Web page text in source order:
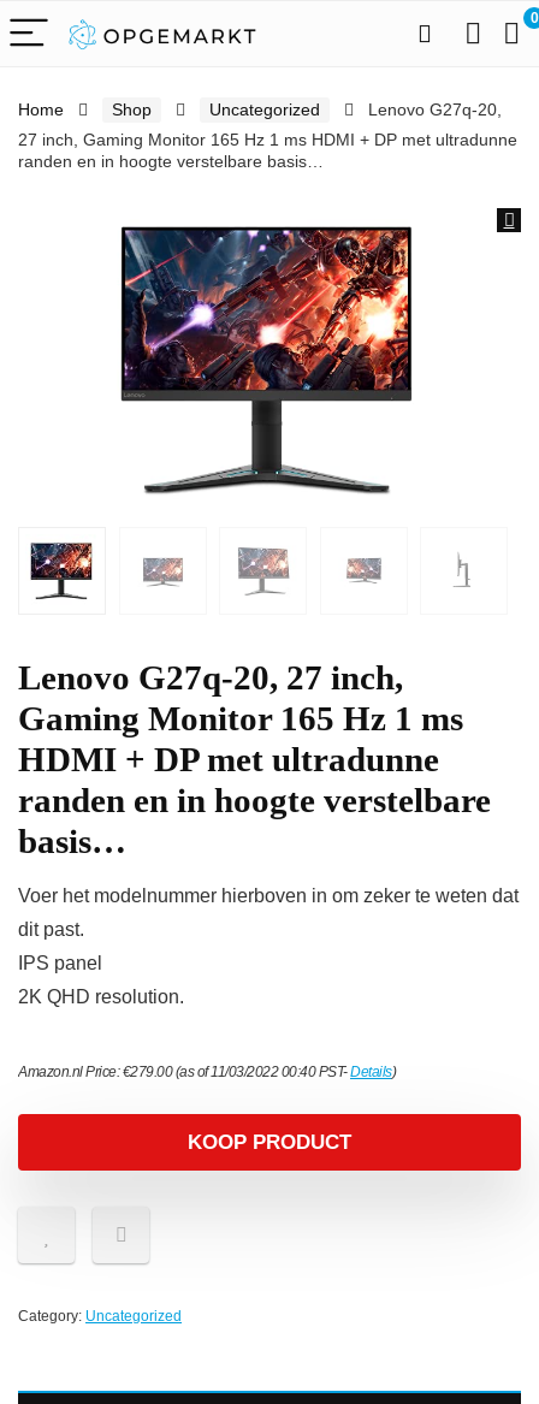
0
Home Shop Uncategorized
Lenovo G27q-20,
27 inch, Gaming Monitor 165 Hz 1 ms HDMI + DP met ultradunne
randen en in hoogte verstelbare basis…
Lenovo G27q-20, 27 inch,
Gaming Monitor 165 Hz 1 ms
HDMI + DP met ultradunne
randen en in hoogte verstelbare
basis…
Voer het modelnummer hierboven in om zeker te weten dat
dit past.
IPS panel
2K QHD resolution.
Amazon.nl Price:€279.00(as of 11/03/2022 00:40 PST-Details)
KOOP PRODUCT
Category: Uncategorized